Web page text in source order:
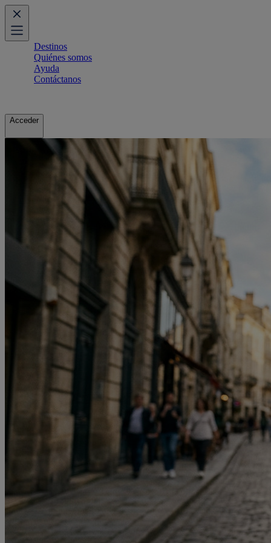
Destinos
Quiénes somos
Ayuda
Contáctanos
Acceder